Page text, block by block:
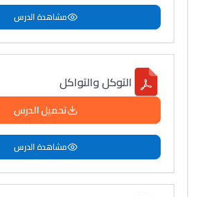
مشاهدة الدرس
التوكل والتواكل
تحميل الدرس
مشاهدة الدرس